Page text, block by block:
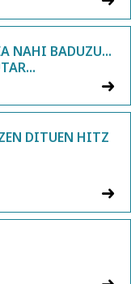
NAHI BADUZU...
DITUEN HITZ